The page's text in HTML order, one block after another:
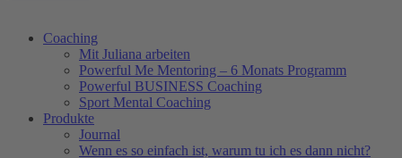
Coaching
Mit Juliana arbeiten
Powerful Me Mentoring – 6 Monats Programm
Powerful BUSINESS Coaching
Sport Mental Coaching
Produkte
Journal
Wenn es so einfach ist, warum tu ich es dann nicht?